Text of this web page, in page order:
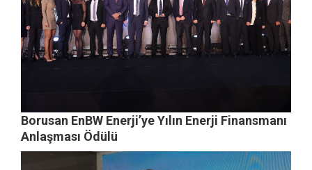
Borusan EnBW Enerji’ye Yılın Enerji Finansmanı
Anlaşması Ödülü